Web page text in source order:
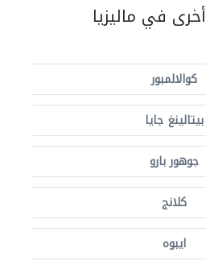
في ماليزيا
كوالالمبور
بيتالينغ جايا
جوهور بارو
كلانج
ايبوه